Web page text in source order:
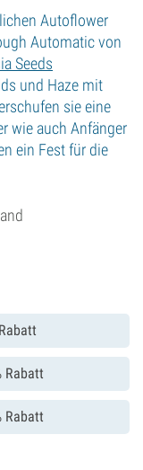
Autoflower
Automatic von
Seeds
und Haze mit
sie eine
wie auch Anfänger
ein Fest für die
Rabatt
Rabatt